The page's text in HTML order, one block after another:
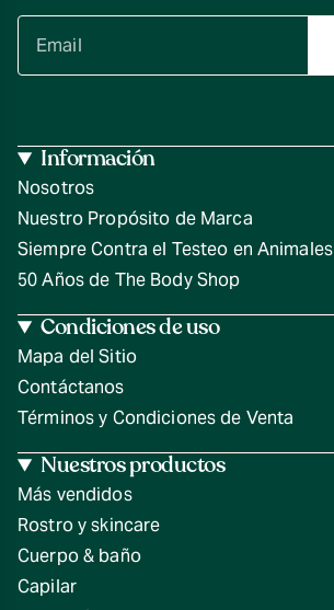
Información
Nosotros
Nuestro Propósito de Marca
Siempre Contra el Testeo en Animales
50 Años de The Body Shop
Condiciones de uso
Mapa del Sitio
Contáctanos
Términos y Condiciones de Venta
Nuestros productos
Más vendidos
Rostro y skincare
Cuerpo & baño
Capilar